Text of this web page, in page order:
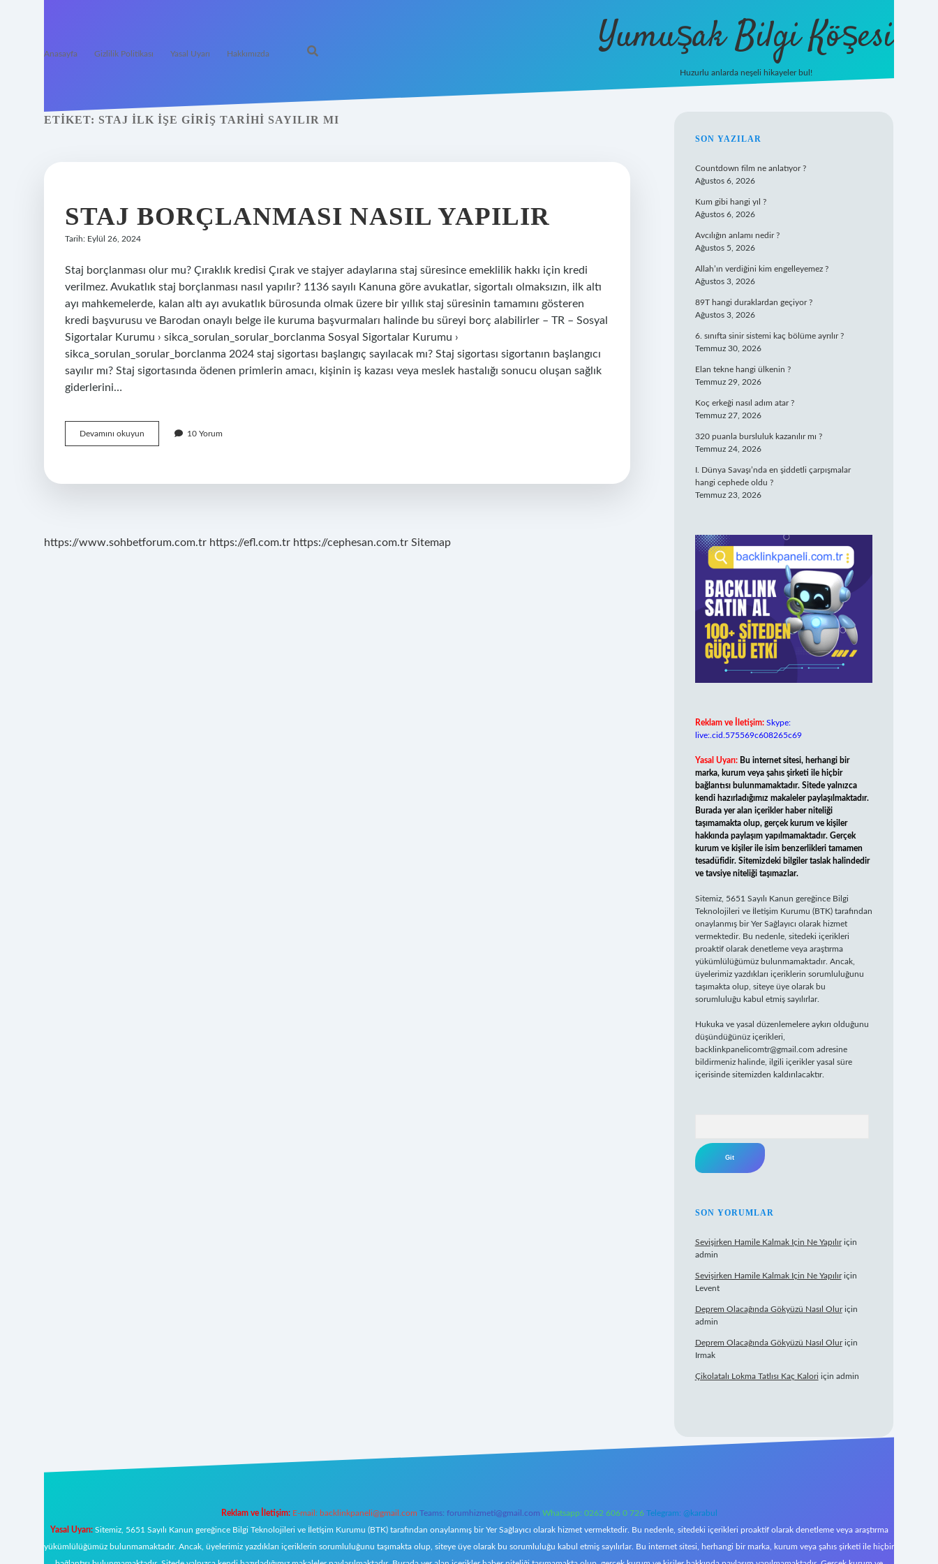
Anasayfa Gizlilik Politikası Yasal Uyarı Hakkımızda Yumuşak Bilgi Köşesi
Huzurlu anlarda neşeli hikayeler bul!
ETIKET: STAJ ILK IŞE GIRIŞ TARIHI SAYILIR MI
STAJ BORÇLANMASI NASIL YAPILIR
Tarih: Eylül 26, 2024
Staj borçlanması olur mu? Çıraklık kredisi Çırak ve stajyer adaylarına staj süresince emeklilik hakkı için kredi
verilmez. Avukatlık staj borçlanması nasıl yapılır? 1136 sayılı Kanuna göre avukatlar, sigortalı olmaksızın, ilk altı
ayı mahkemelerde, kalan altı ayı avukatlık bürosunda olmak üzere bir yıllık staj süresinin tamamını gösteren
kredi başvurusu ve Barodan onaylı belge ile kuruma başvurmaları halinde bu süreyi borç alabilirler – TR – Sosyal
Sigortalar Kurumu › sikca_sorulan_sorular_borclanma Sosyal Sigortalar Kurumu ›
sikca_sorulan_sorular_borclanma 2024 staj sigortası başlangıç sayılacak mı? Staj sigortası sigortanın başlangıcı
sayılır mı? Staj sigortasında ödenen primlerin amacı, kişinin iş kazası veya meslek hastalığı sonucu oluşan sağlık
giderlerini…
Devamını okuyun
Borçlanması
10 Yorum
https://www.sohbetforum.com.tr https://efl.com.tr https://cephesan.com.tr Sitemap
SIDEBAR
SON YAZILAR
Countdown film ne anlatıyor ?
Ağustos 6, 2026
Kum gibi hangi yıl ?
Ağustos 6, 2026
Avcılığın anlamı nedir ?
Ağustos 5, 2026
Allah’ın verdiğini kim engelleyemez ?
Ağustos 3, 2026
89T hangi duraklardan geçiyor ?
Ağustos 3, 2026
6. sınıfta sinir sistemi kaç bölüme ayrılır ?
Temmuz 30, 2026
Elan tekne hangi ülkenin ?
Temmuz 29, 2026
Koç erkeği nasıl adım atar ?
Temmuz 27, 2026
320 puanla bursluluk kazanılır mı ?
Temmuz 24, 2026
I. Dünya Savaşı’nda en şiddetli çarpışmalar
hangi cephede oldu ?
Temmuz 23, 2026
Reklam ve İletişim: Skype:
live:.cid.575569c608265c69
Yasal Uyarı: Bu internet sitesi, herhangi bir
marka, kurum veya şahıs şirketi ile hiçbir
bağlantısı bulunmamaktadır. Sitede yalnızca
kendi hazırladığımız makaleler paylaşılmaktadır.
Burada yer alan içerikler haber niteliği
taşımamakta olup, gerçek kurum ve kişiler
hakkında paylaşım yapılmamaktadır. Gerçek
kurum ve kişiler ile isim benzerlikleri tamamen
tesadüfidir. Sitemizdeki bilgiler taslak halindedir
ve tavsiye niteliği taşımazlar.
Sitemiz, 5651 Sayılı Kanun gereğince Bilgi
Teknolojileri ve İletişim Kurumu (BTK) tarafından
onaylanmış bir Yer Sağlayıcı olarak hizmet
vermektedir. Bu nedenle, sitedeki içerikleri
proaktif olarak denetleme veya araştırma
yükümlülüğümüz bulunmamaktadır. Ancak,
üyelerimiz yazdıkları içeriklerin sorumluluğunu
taşımakta olup, siteye üye olarak bu
sorumluluğu kabul etmiş sayılırlar.
Hukuka ve yasal düzenlemelere aykırı olduğunu
düşündüğünüz içerikleri,
backlinkpanelicomtr@gmail.com adresine
bildirmeniz halinde, ilgili içerikler yasal süre
içerisinde sitemizden kaldırılacaktır.
SON YORUMLAR
Sevişirken Hamile Kalmak Için Ne Yapılıriçin
admin
Sevişirken Hamile Kalmak Için Ne Yapılıriçin
Levent
Deprem Olacağında Gökyüzü Nasıl Oluriçin
admin
Deprem Olacağında Gökyüzü Nasıl Oluriçin
Irmak
Çikolatalı Lokma Tatlısı Kaç Kalori için admin
Reklam ve İletişim: E-mail: backlinkpaneli@gmail.com Teams: forumhizmeti@gmail.com Whatsapp: 0262 606 0 726 Telegram: @karabul
Yasal Uyarı:Sitemiz, 5651 Sayılı Kanun gereğince Bilgi Teknolojileri ve İletişim Kurumu (BTK) tarafından onaylanmış bir Yer Sağlayıcı olarak hizmet vermektedir. Bu nedenle, sitedeki içerikleri proaktif olarak denetleme veya araştırma
yükümlülüğümüz bulunmamaktadır. Ancak, üyelerimiz yazdıkları içeriklerin sorumluluğunu taşımakta olup, siteye üye olarak bu sorumluluğu kabul etmiş sayılırlar. Bu internet sitesi, herhangi bir marka, kurum veya şahıs şirketi ile hiçbir